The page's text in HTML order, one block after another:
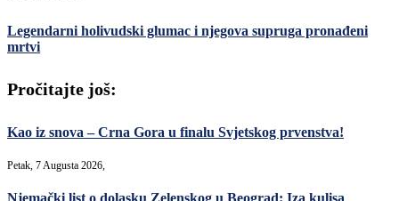
Legendarni holivudski glumac i njegova supruga pronađeni
mrtvi
Pročitajte još:
Kao iz snova – Crna Gora u finalu Svjetskog prvenstva!
Petak, 7 Augusta 2026,
Njemački list o dolasku Zelenskog u Beograd: Iza kulisa